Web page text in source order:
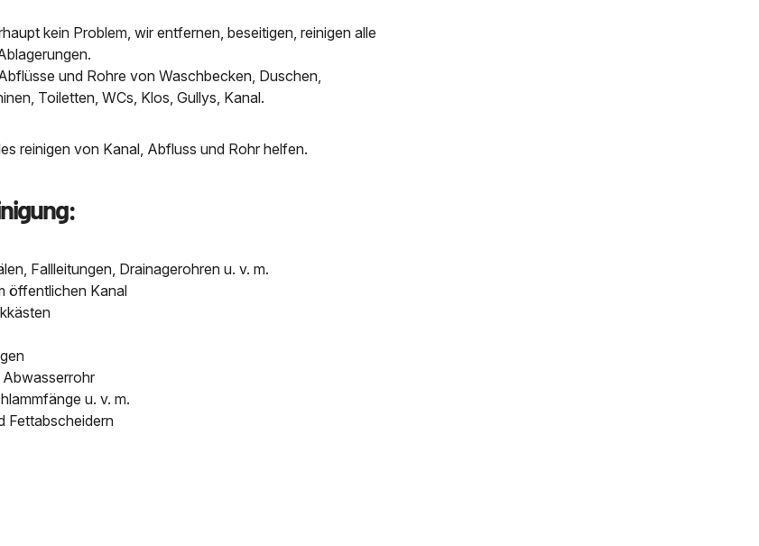
kein Problem, wir entfernen, beseitigen, reinigen alle
und Rohre von Waschbecken, Duschen,
Toiletten, WCs, Klos, Gullys, Kanal.
reinigen von Kanal, Abfluss und Rohr helfen.
Fallleitungen, Drainagerohren u. v. m.
öffentlichen Kanal
u. v. m.
Fettabscheidern